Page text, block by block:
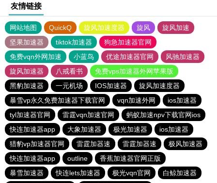
友情链接
网站地图 QuickQ 旋风加速度器 旋风
旋风加速
坚果加速器
tiktok加速器
狗急加速器官网
免费vqn外网加速
小蓝鸟 优途加速器官网
风驰加速器
旋风加速器
八戒看书
免费vps加速器外网苹果版
黑豹加速器
一元机场 IOS加速器
旋风加速度器
暴雪vp永久免费加速器下载官网
vqn加速外网
ios加速器
tyl加速器官网
雷霆vqn加速官网
蚂蚁加速npv下载官网ios
快连加速器app
大象加速器 极光加速器
ios加速器
猎豹vp加速器官网
雷霆加器速 雷霆加器速
极风加速器
快连加速器app
outline
香蕉加速器官网正版
暴雪加速器
快连lets加速器 极光vqn官网
白鲸加速器